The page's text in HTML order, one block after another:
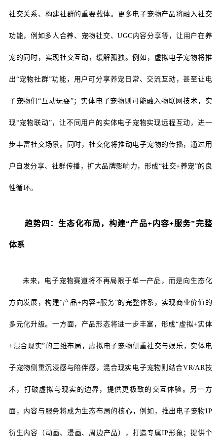
社交关系、构建社群的重要载体。更多电子宠物产品将融入社交
功能，例如多人合养、宠物社交、UGC内容分享等，让用户在养
宠的同时，实现社交互动，缓解孤独。例如，虚拟电子宠物将推
出“宠物社群”功能，用户可分享养宠日常、交流互动，甚至让电
子宠物们“互动玩耍”；实体电子宠物则可能融入物联网技术，实
现“宠物联动”，让不同用户的实体电子宠物实现远程互动，进一
步丰富社交场景。同时，社交化将推动电子宠物的传播，通过用
户自发分享、社群传播，扩大品牌影响力，形成“社交+养宠”的良
性循环。
趋势四：生态化布局，构建“产品+内容+服务”完整
体系
未来，电子宠物赛道将不再局限于单一产品，而是向生态化
方向发展，构建“产品+内容+服务”的完整体系，实现商业价值的
多元化升级。一方面，产品形态将进一步丰富，形成“虚拟+实体
+混合现实”的三维布局，虚拟电子宠物侧重社交与娱乐，实体电
子宠物侧重沉浸感与陪伴感，混合现实电子宠物则结合VR/AR技
术，打破虚拟与现实的边界，提供更极致的交互体验。另一方
面，内容与服务将成为生态布局的核心，例如，推出电子宠物IP
衍生内容（动画、漫画、周边产品），打造专属IP形象；提供个